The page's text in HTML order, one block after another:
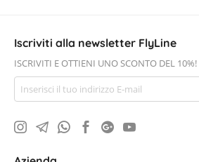
Iscriviti alla newsletter FlyLine
ISCRIVITI E OTTIENI UNO SCONTO DEL 10%!